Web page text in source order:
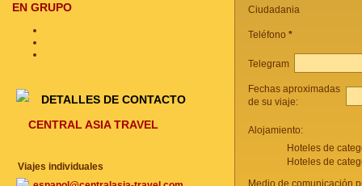
Ciudadania
Teléfono *
Telegram
Fechas aproximadas
de su viaje:
Alojamiento:
Hoteles de
Hoteles de
Medio de comunicación
EN GRUPO
DETALLES DE CONTACTO
CENTRAL ASIA TRAVEL
Viajes individuales